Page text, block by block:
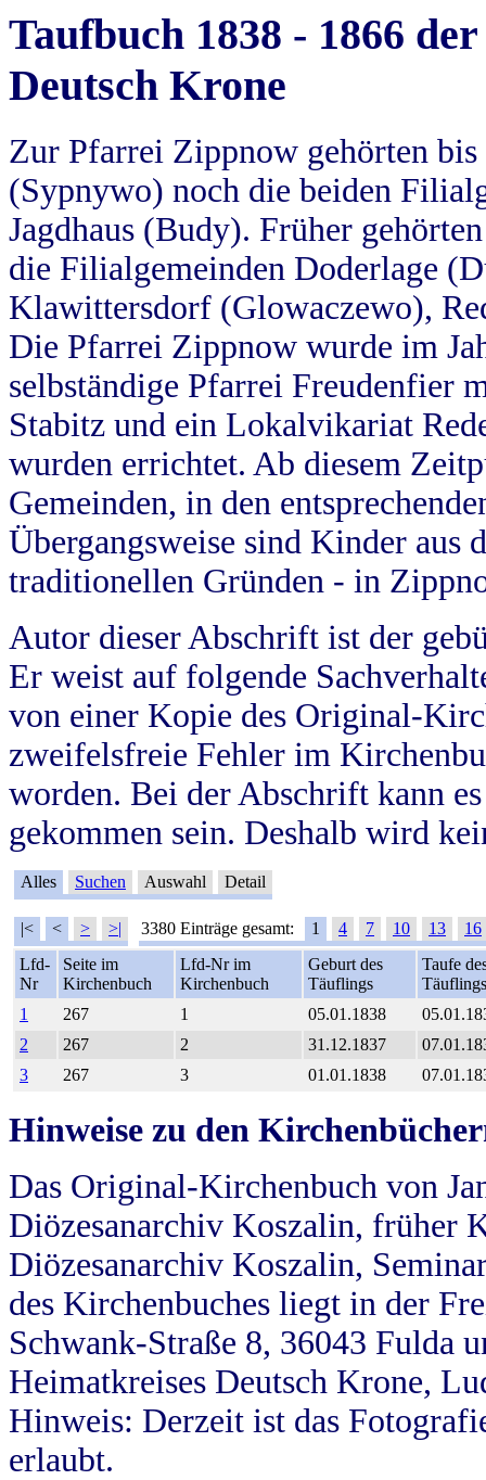
Taufbuch 1838 - 1866
Deutsch Krone
Zur Pfarrei Zippnow gehörten
(Sypnywo) noch die beiden
Jagdhaus (Budy). Früher
die Filialgemeinden Doderlage
Klawittersdorf (Glowaczewo),
Die Pfarrei Zippnow wurde im
selbständige Pfarrei Freudenfier
Stabitz und ein Lokalvikariat
wurden errichtet. Ab diesem
Gemeinden, in den
Übergangsweise sind Kinder aus
traditionellen Gründen - in
Autor dieser Abschrift ist der
Er weist auf folgende
von einer Kopie des Original-
zweifelsfreie Fehler im
worden. Bei der Abschrift kann
gekommen sein. Deshalb wird
Alles Suchen Auswahl Detail
|< < > >| 3380 Einträge gesamt: 1 4 7 10 13
16
Lfd-
Nr
Seite im
Kirchenbuch
Lfd-Nr im
Kirchenbuch
Geburt des
Täuflings
Taufe
Täuflings
1
267 1 05.01.1838
2
267 2 31.12.1837
3
267 3 01.01.1838
Hinweise zu den
Das Original-Kirchenbuch von
Diözesanarchiv Koszalin, früher
Diözesanarchiv Koszalin,
des Kirchenbuches liegt in der
Schwank-Straße 8, 36043 Fulda
Heimatkreises Deutsch Krone,
Hinweis: Derzeit ist das
erlaubt.